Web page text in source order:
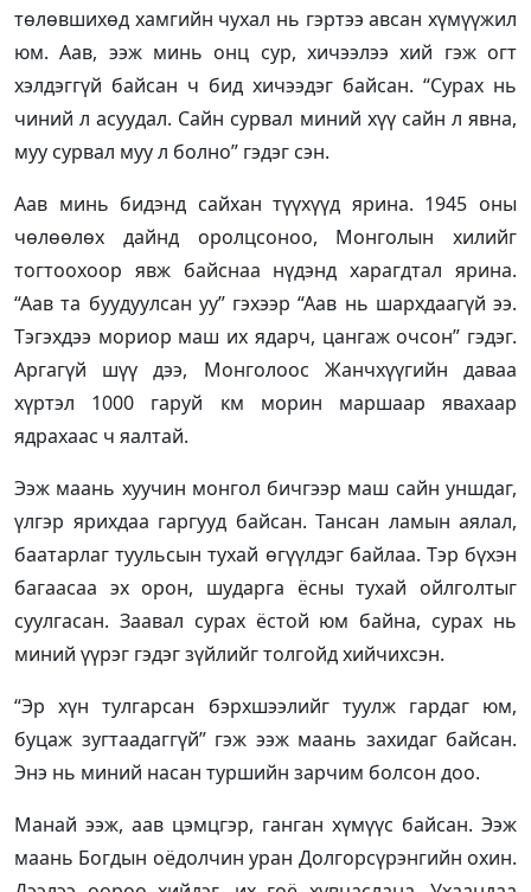
төлөвшихөд хамгийн чухал нь гэртээ авсан хүмүүжил
юм. Аав, ээж минь онц сур, хичээлээ хий гэж огт
хэлдэггүй байсан ч бид хичээдэг байсан. “Сурах нь
чиний л асуудал. Сайн сурвал миний хүү сайн л явна,
муу сурвал муу л болно” гэдэг сэн.
Аав минь бидэнд сайхан түүхүүд ярина. 1945 оны
чөлөөлөх дайнд оролцсоноо, Монголын хилийг
тогтоохоор явж байснаа нүдэнд харагдтал ярина.
“Аав та буудуулсан уу” гэхээр “Аав нь шархдаагүй ээ.
Тэгэхдээ мориор маш их ядарч, цангаж очсон” гэдэг.
Аргагүй шүү дээ, Монголоос Жанчхүүгийн даваа
хүртэл 1000 гаруй км морин маршаар явахаар
ядрахаас ч яалтай.
Ээж маань хуучин монгол бичгээр маш сайн уншдаг,
үлгэр ярихдаа гаргууд байсан. Тансан ламын аялал,
баатарлаг туульсын тухай өгүүлдэг байлаа. Тэр бүхэн
багаасаа эх орон, шударга ёсны тухай ойлголтыг
суулгасан. Заавал сурах ёстой юм байна, сурах нь
миний үүрэг гэдэг зүйлийг толгойд хийчихсэн.
“Эр хүн тулгарсан бэрхшээлийг туулж гардаг юм,
буцаж зугтаадаггүй” гэж ээж маань захидаг байсан.
Энэ нь миний насан туршийн зарчим болсон доо.
Манай ээж, аав цэмцгэр, ганган хүмүүс байсан. Ээж
маань Богдын оёдолчин уран Долгорсүрэнгийн охин.